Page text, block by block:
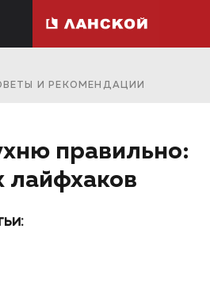
И РЕКОМЕНДАЦИИ
правильно:
лайфхаков